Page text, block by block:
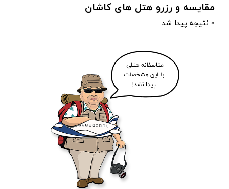
مقایسه و رزرو هتل های کاشان
0 نتیجه پیدا شد